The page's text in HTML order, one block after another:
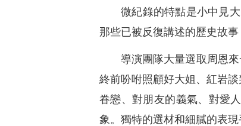
微紀錄的特點是小中見
那些已被反復講述的歷史故
導演團隊大量選取周恩
終前吩咐照顧好大姐、紅岩
眷戀、對朋友的義氣、對愛
象。獨特的選材和細膩的表